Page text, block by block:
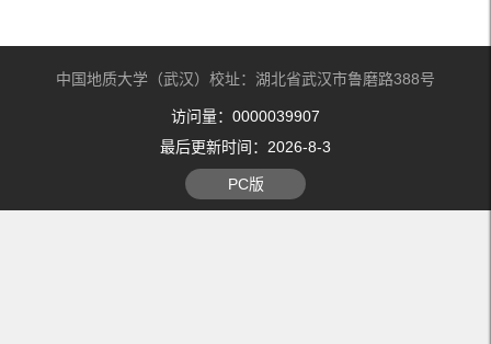
中国地质大学（武汉）校址：湖北省武汉市鲁磨路388号
访问量： 0000039907
最后更新时间： 2026-8-3
PC版